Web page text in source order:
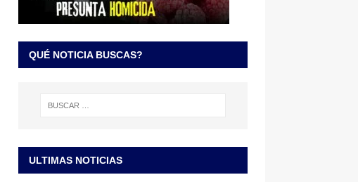
QUÉ NOTICIA BUSCAS?
ULTIMAS NOTICIAS